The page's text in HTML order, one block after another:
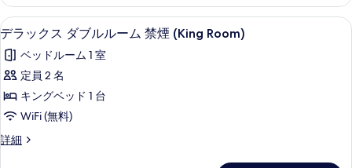
て
の
写
真
を
表
示
細
ー
ム
禁
煙
の
す
べ
ツ
イ
ル
ー
禁
煙
詳
デ
ラ
ッ
ク
ス
ブ
デラックス ダブルルーム 禁煙 (King
13
デラックス ダブルルーム 禁煙 (King Room)
ベッドルーム 1 室
定員 2 名
キングベッド 1 台
WiFi (無料)
詳細
デ